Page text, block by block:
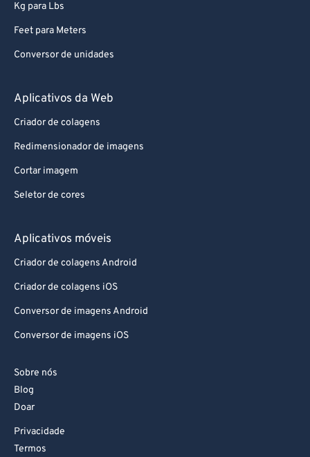
Kg para Lbs
Feet para Meters
Conversor de unidades
Aplicativos da Web
Criador de colagens
Redimensionador de imagens
Cortar imagem
Seletor de cores
Aplicativos móveis
Criador de colagens Android
Criador de colagens iOS
Conversor de imagens Android
Conversor de imagens iOS
Sobre nós
Blog
Doar
Privacidade
Termos